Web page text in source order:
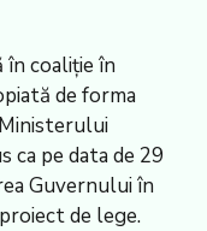
coaliție în
de forma
ca pe data de 29
Guvernului în
de lege.